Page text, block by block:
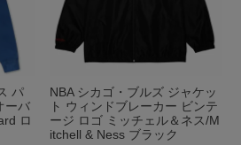
パ
ーバ
ロ
NBA シカゴ・ブルズ ジャケッ
ト ウィンドブレーカー ビンテ
ージ ロゴ ミッチェル＆ネス/M
itchell & Ness ブラック